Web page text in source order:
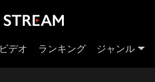
ビデオ ランキング ジャンル